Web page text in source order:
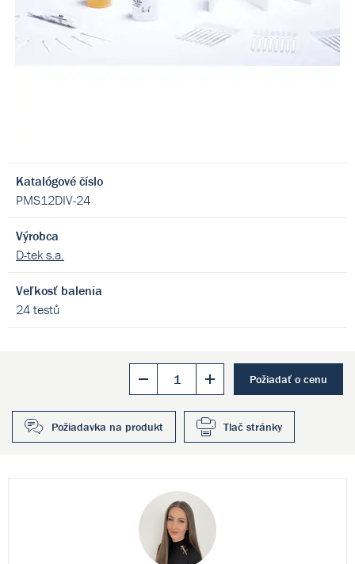
Katalógové číslo
PMS12DIV-24
Výrobca
D-tek s.a.
Veľkosť balenia
24 testů
Požiadať o cenu
Požiadavka na produkt Tlač stránky